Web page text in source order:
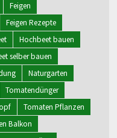
Feigen
Feigen Rezepte
Hochbeet bauen
selber bauen
Naturgarten
Tomatendünger
Tomaten Pflanzen
Balkon